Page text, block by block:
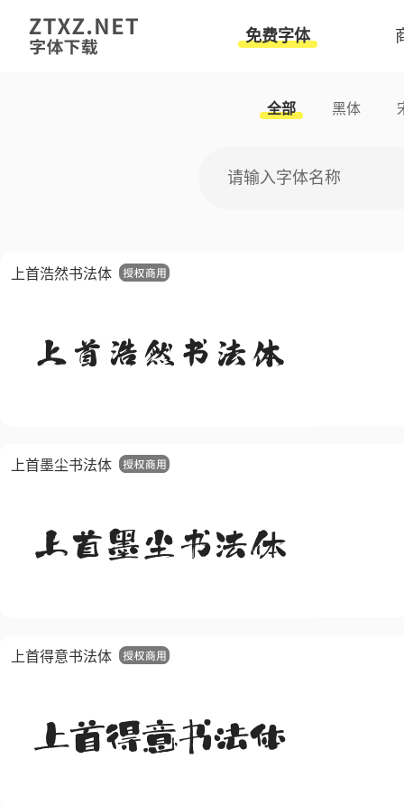
免费字体
全部 黑体
上首浩然书法体
上首墨尘书法体
上首得意书法体